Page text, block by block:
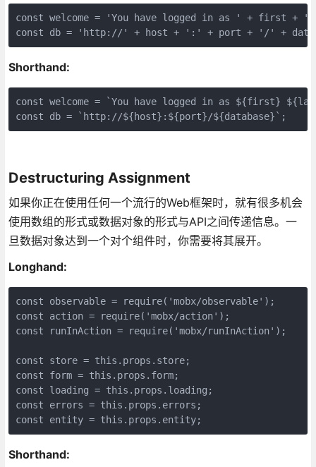
const welcome = 'You have logged in as ' + first
const db = 'http://' + host + ':' + port + '/' +
Shorthand:
const welcome = `You have logged in as ${first}
const db = `http://${host}:${port}/${database}`;
Destructuring Assignment
如果你正在使用任何一个流行的Web框架时，就有很多机会
使用数组的形式或数据对象的形式与API之间传递信息。一
旦数据对象达到一个对个组件时，你需要将其展开。
Longhand:
const observable = require('mobx/observable');
const action = require('mobx/action');
const runInAction = require('mobx/runInAction');
const store = this.props.store;
const form = this.props.form;
const loading = this.props.loading;
const errors = this.props.errors;
const entity = this.props.entity;
Shorthand: